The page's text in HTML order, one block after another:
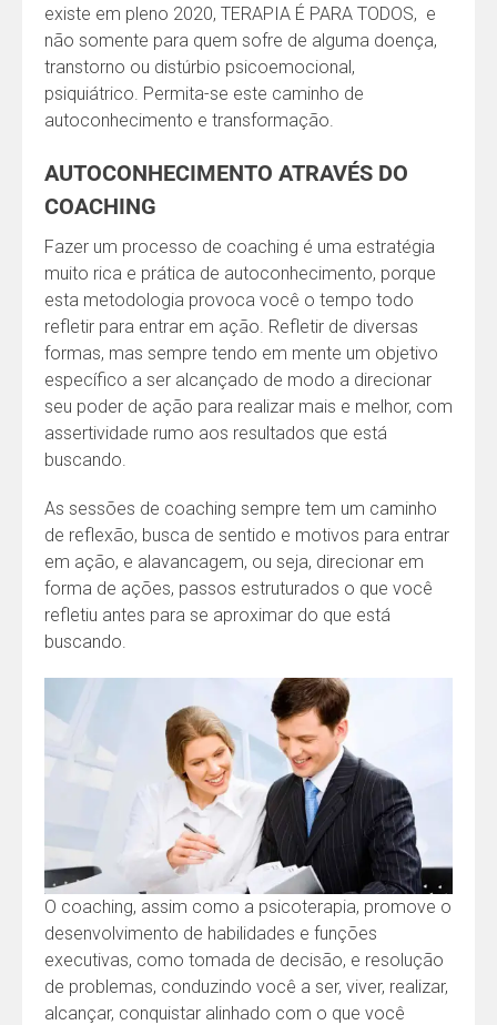
existe em pleno 2020, TERAPIA É PARA TODOS, e
não somente para quem sofre de alguma doença,
transtorno ou distúrbio psicoemocional,
psiquiátrico. Permita-se este caminho de
autoconhecimento e transformação.
AUTOCONHECIMENTO ATRAVÉS DO
COACHING
Fazer um processo de coaching é uma estratégia
muito rica e prática de autoconhecimento, porque
esta metodologia provoca você o tempo todo
refletir para entrar em ação. Refletir de diversas
formas, mas sempre tendo em mente um objetivo
específico a ser alcançado de modo a direcionar
seu poder de ação para realizar mais e melhor, com
assertividade rumo aos resultados que está
buscando.
As sessões de coaching sempre tem um caminho
de reflexão, busca de sentido e motivos para entrar
em ação, e alavancagem, ou seja, direcionar em
forma de ações, passos estruturados o que você
refletiu antes para se aproximar do que está
buscando.
O coaching, assim como a psicoterapia, promove o
desenvolvimento de habilidades e funções
executivas, como tomada de decisão, e resolução
de problemas, conduzindo você a ser, viver, realizar,
alcançar, conquistar alinhado com o que você